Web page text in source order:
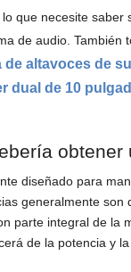
que necesite saber
de audio.
de altavoces de
dual de 10
obtener
diseñado para
generalmente
parte integral de la
de la potencia y